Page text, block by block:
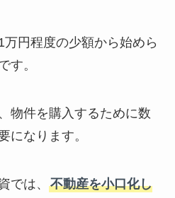
円程度の少額から始めら
す。
物件を購入するために数
になります。
では、 不動産を小口化し